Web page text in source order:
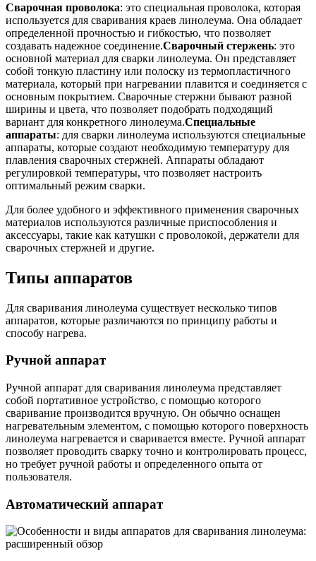
Сварочная проволока: это специальная проволока, которая
используется для сваривания краев линолеума. Она обладает
определенной прочностью и гибкостью, что позволяет
создавать надежное соединение.Сварочный стержень: это
основной материал для сварки линолеума. Он представляет
собой тонкую пластину или полоску из термопластичного
материала, который при нагревании плавится и соединяется с
основным покрытием. Сварочные стержни бывают разной
ширины и цвета, что позволяет подобрать подходящий
вариант для конкретного линолеума.Специальные
аппараты: для сварки линолеума используются специальные
аппараты, которые создают необходимую температуру для
плавления сварочных стержней. Аппараты обладают
регулировкой температуры, что позволяет настроить
оптимальный режим сварки.
Для более удобного и эффективного применения сварочных
материалов используются различные приспособления и
аксессуары, такие как катушки с проволокой, держатели для
сварочных стержней и другие.
Типы аппаратов
Для сваривания линолеума существует несколько типов
аппаратов, которые различаются по принципу работы и
способу нагрева.
Ручной аппарат
Ручной аппарат для сваривания линолеума представляет
собой портативное устройство, с помощью которого
сваривание производится вручную. Он обычно оснащен
нагревательным элементом, с помощью которого поверхность
линолеума нагревается и сваривается вместе. Ручной аппарат
позволяет проводить сварку точно и контролировать процесс,
но требует ручной работы и определенного опыта от
пользователя.
Автоматический аппарат